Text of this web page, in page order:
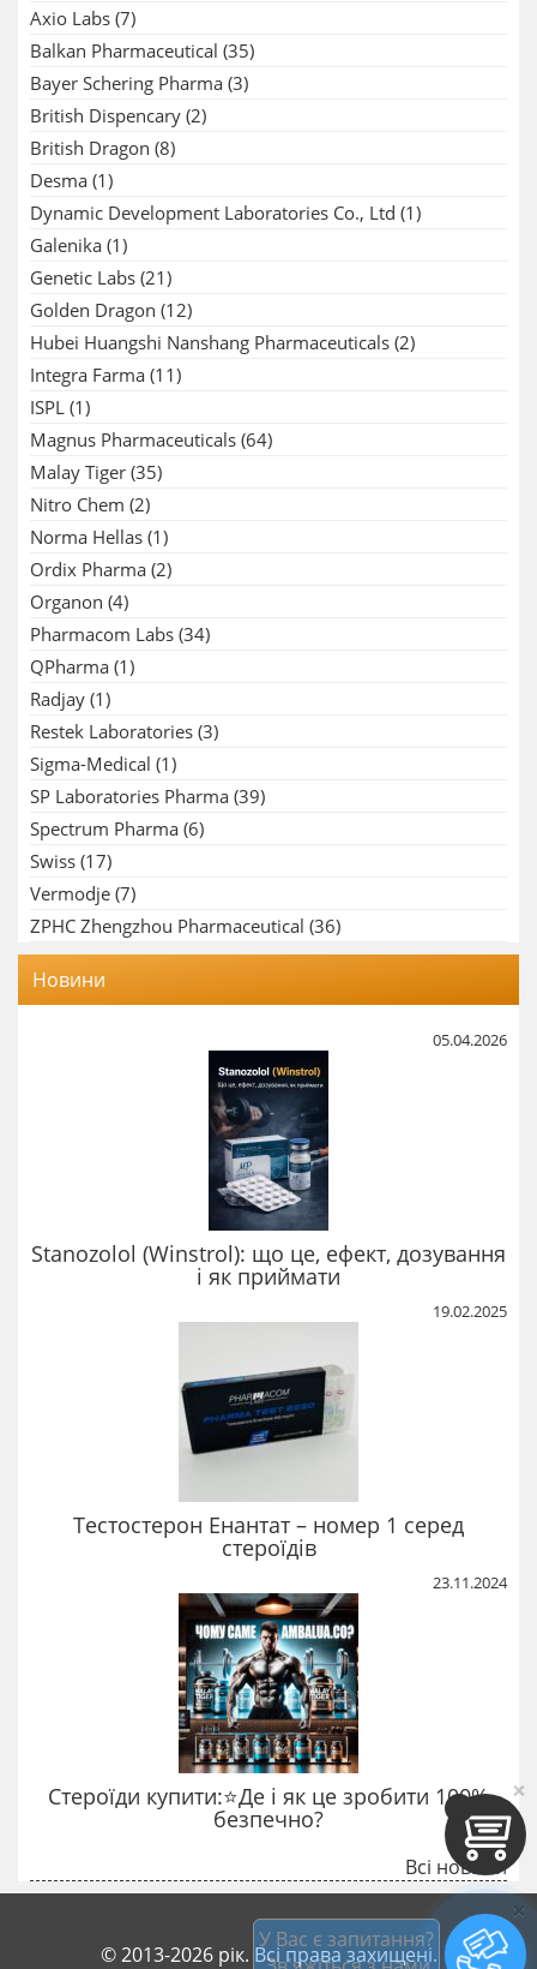
Axio Labs (7)
Balkan Pharmaceutical (35)
Bayer Schering Pharma (3)
British Dispencary (2)
British Dragon (8)
Desma (1)
Dynamic Development Laboratories Co., Ltd (1)
Galenika (1)
Genetic Labs (21)
Golden Dragon (12)
Hubei Huangshi Nanshang Pharmaceuticals (2)
Integra Farma (11)
ISPL (1)
Magnus Pharmaceuticals (64)
Malay Tiger (35)
Nitro Chem (2)
Norma Hellas (1)
Ordix Pharma (2)
Organon (4)
Pharmacom Labs (34)
QPharma (1)
Radjay (1)
Restek Laboratories (3)
Sigma-Medical (1)
SP Laboratories Pharma (39)
Spectrum Pharma (6)
Swiss (17)
Vermodje (7)
ZPHC Zhengzhou Pharmaceutical (36)
Новини
05.04.2026
Stanozolol (Winstrol): що це, ефект, дозування
і як приймати
19.02.2025
Тестостерон Енантат – номер 1 серед
стероїдів
23.11.2024
Стероїди купити:⭐Де і як це зробити 100%
безпечно?
Всі новини
© 2013-2026 рік. Всі права захищені.
×
У Вас є запитання?
×